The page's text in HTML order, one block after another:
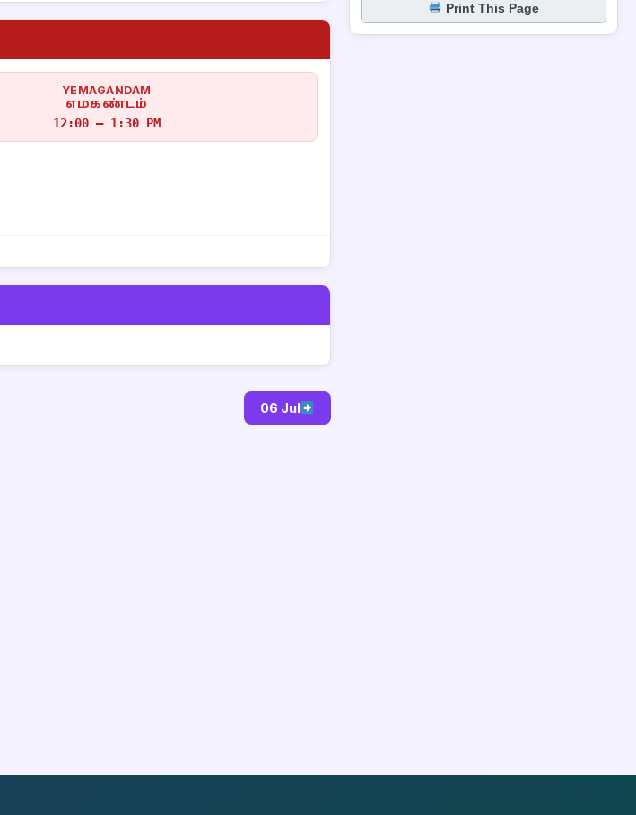
YEMAGANDAM
எமகண்டம்
12:00 – 1:30 PM
06 Jul
Print This Page